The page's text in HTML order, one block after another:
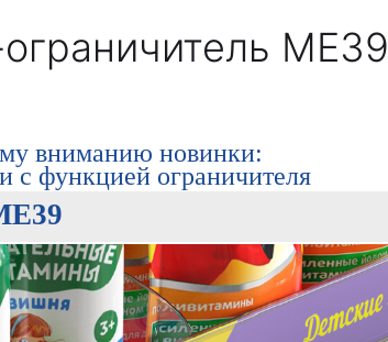
ME39
вниманию новинки:
с функцией ограничителя